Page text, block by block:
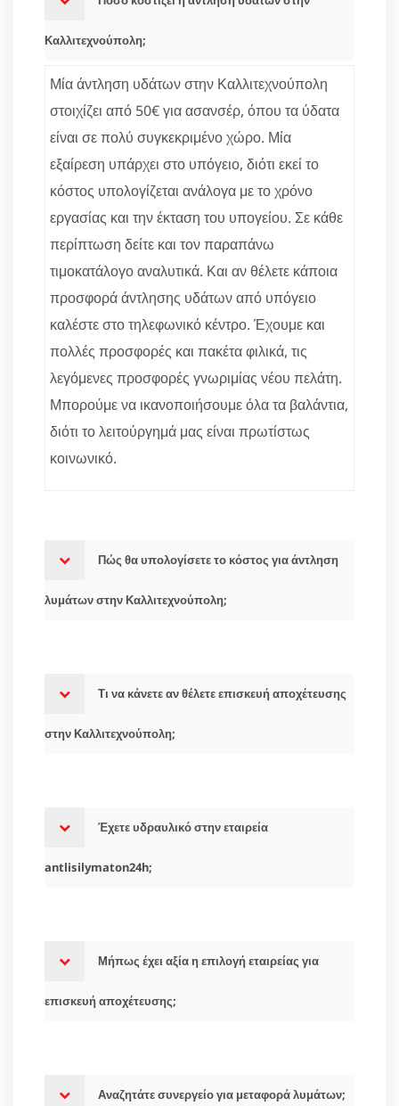
Καλλιτεχνούπολη;
Μία άντληση υδάτων στην Καλλιτεχνούπολη
στοιχίζει από 50€ για ασανσέρ, όπου τα ύδατα
είναι σε πολύ συγκεκριμένο χώρο. Μία
εξαίρεση υπάρχει στο υπόγειο, διότι εκεί το
κόστος υπολογίζεται ανάλογα με το χρόνο
εργασίας και την έκταση του υπογείου. Σε κάθε
περίπτωση δείτε και τον παραπάνω
τιμοκατάλογο αναλυτικά. Και αν θέλετε κάποια
προσφορά άντλησης υδάτων από υπόγειο
καλέστε στο τηλεφωνικό κέντρο. Έχουμε και
πολλές προσφορές και πακέτα φιλικά, τις
λεγόμενες προσφορές γνωριμίας νέου πελάτη.
Μπορούμε να ικανοποιήσουμε όλα τα βαλάντια,
διότι το λειτούργημά μας είναι πρωτίστως
κοινωνικό.
Πώς θα υπολογίσετε το κόστος για άντληση
λυμάτων στην Καλλιτεχνούπολη;
Τι να κάνετε αν θέλετε επισκευή αποχέτευσης
στην Καλλιτεχνούπολη;
Έχετε υδραυλικό στην εταιρεία
antlisilymaton24h;
Μήπως έχει αξία η επιλογή εταιρείας για
επισκευή αποχέτευσης;
Αναζητάτε συνεργείο για μεταφορά λυμάτων;